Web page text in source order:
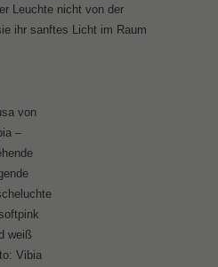
Leuchte nicht von der
ihr sanftes Licht im Raum
von
–
weiß
Vibia